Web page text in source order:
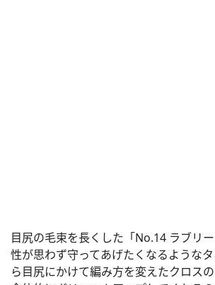
目尻の毛束を長くした「No.14 ラブリ
性が思わず守ってあげたくなるような
ら目尻にかけて編み方を変えたクロス